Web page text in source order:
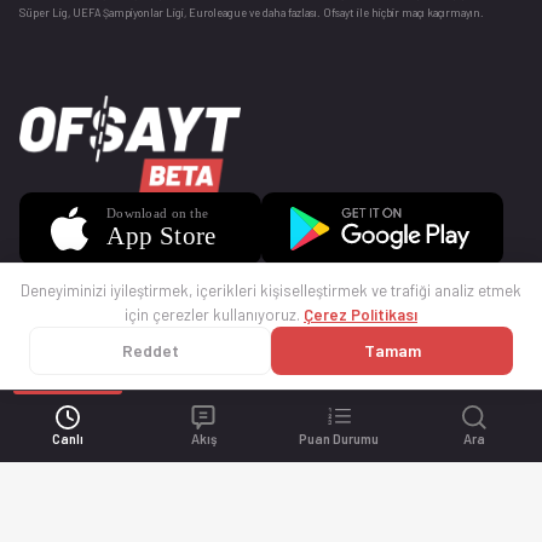
Canlı Akış Puan Durumu Ara
Süper Lig, UEFA Şampiyonlar Ligi, Euroleague ve daha fazlası. Ofsayt ile hiçbir maçı kaçırmayın.
© 2025 Ofsayt
Deneyiminizi iyileştirmek, içerikleri kişiselleştirmek ve trafiği analiz etmek
için çerezler kullanıyoruz. Çerez Politikası
Reddet Tamam